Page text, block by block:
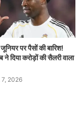
पर पैसों की बारिश!
ने दिया करोड़ों की सैलरी वाला
7, 2026